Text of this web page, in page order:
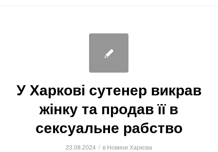
У Харкові сутенер викрав
жінку та продав її в
сексуальне рабство
23.08.2024 / в Новини Харкова